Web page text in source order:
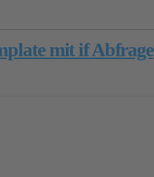
mit if Abfrage